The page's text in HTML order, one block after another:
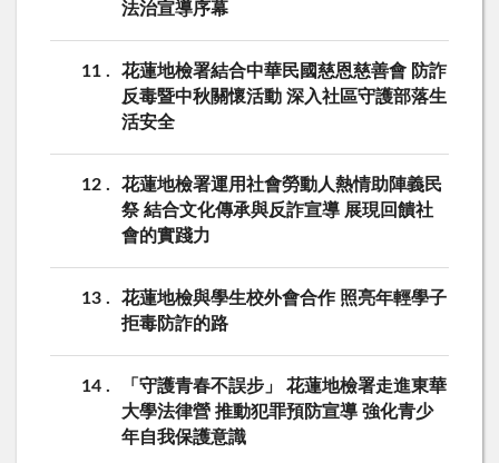
法治宣導序幕
11
花蓮地檢署結合中華民國慈恩慈善會 防詐
反毒暨中秋關懷活動 深入社區守護部落生
活安全
12
花蓮地檢署運用社會勞動人熱情助陣義民
祭 結合文化傳承與反詐宣導 展現回饋社
會的實踐力
13
花蓮地檢與學生校外會合作 照亮年輕學子
拒毒防詐的路
14
「守護青春不誤步」 花蓮地檢署走進東華
大學法律營 推動犯罪預防宣導 強化青少
年自我保護意識